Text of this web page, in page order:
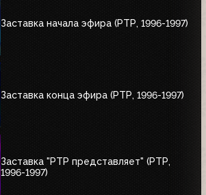
Заставка начала эфира (РТР, 1996-1997)
Заставка конца эфира (РТР, 1996-1997)
Заставка "РТР представляет" (РТР,
1996-1997)